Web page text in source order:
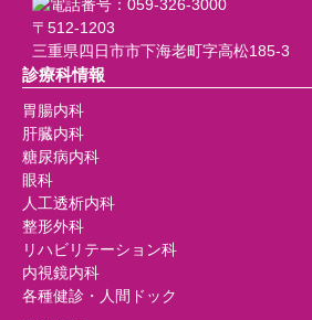
〒512-1203
三重県四日市市下海老町字高松185-3
診療科情報
胃腸内科
肝臓内科
糖尿病内科
眼科
人工透析内科
整形外科
リハビリテーション科
内視鏡内科
各種健診・人間ドック